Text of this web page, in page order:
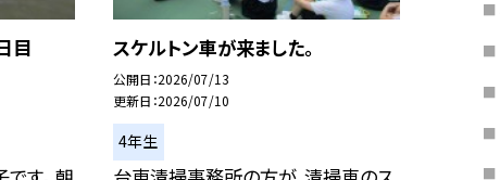
目 スケルトン車が来ました。
公開日 2026/07/13
更新日 2026/07/10
4年生